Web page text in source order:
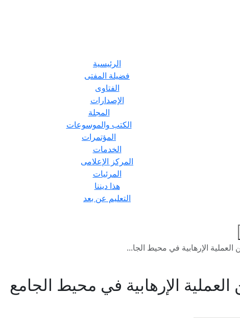
الرئيسية
فضيلة المفتى
الفتاوى
الإصدارات
المجلة
الكتب والموسوعات
المؤتمرات
الخدمات
المركز الإعلامى
المرئيات
هذا ديننا
التعليم عن بعد
العملية الإرهابية في محيط الجا...
الإرهابية في محيط الجامع